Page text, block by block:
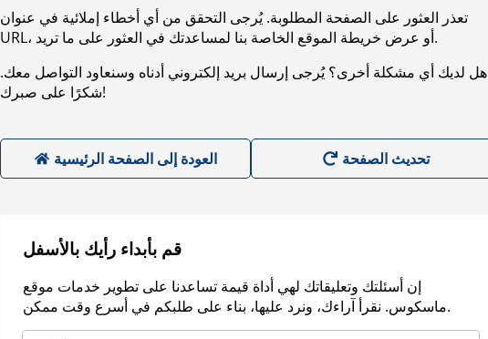
تعذر العثور على الصفحة المطلوبة. يُرجى التحقق من أي أخطاء إملائية في عنوان
URL، أو عرض خريطة الموقع الخاصة بنا لمساعدتك في العثور على ما تريد.
هل لديك أي مشكلة أخرى؟ يُرجى إرسال بريد إلكتروني أدناه وسنعاود التواصل معك.
شكرًا على صبرك!
العودة إلى الصفحة الرئيسية
قم بأبداء رأيك بالأسفل
إن أسئلتك وتعليقاتك لهي أداة قيمة تساعدنا على تطوير خدمات موقع
ماسكوس. نقرأ آراءك، ونرد عليها، بناء على طلبكم في أسرع وقت ممكن.